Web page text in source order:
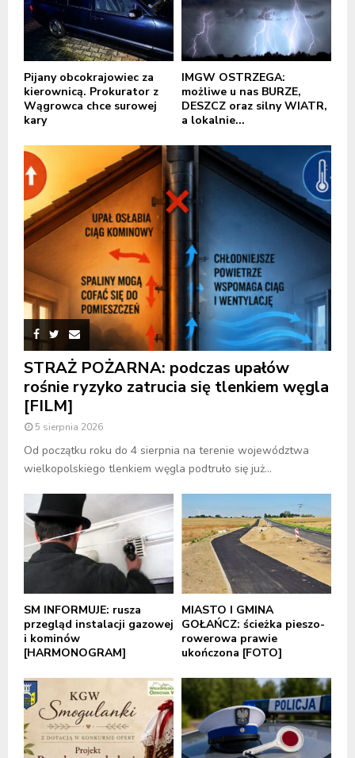
Pijany obcokrajowiec za
kierownicą. Prokurator z
Wągrowca chce surowej
kary
IMGW OSTRZEGA:
możliwe u nas BURZE,
DESZCZ oraz silny WIATR,
a lokalnie...
STRAŻ POŻARNA: podczas upałów
rośnie ryzyko zatrucia się tlenkiem węgla
[FILM]
5 sierpnia 2026
Od początku roku do 4 sierpnia na terenie województwa
wielkopolskiego tlenkiem węgla podtruło się już...
SM INFORMUJE: rusza
przegląd instalacji gazowej
i kominów
[HARMONOGRAM]
MIASTO I GMINA
GOŁAŃCZ: ścieżka pieszo-
rowerowa prawie
ukończona [FOTO]